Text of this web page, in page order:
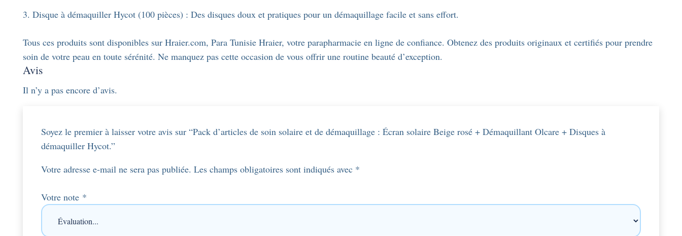
Démaquillant
3. Disque à démaquiller Hycot (100 pièces) : Des disques doux et pratiques pour un démaquillage facile et sans effort.
Tous ces produits sont disponibles sur Hraier.com, Para Tunisie Hraier, votre parapharmacie en ligne de confiance. Obtenez des produits originaux et certifiés pour prendre
soin de votre peau en toute sérénité. Ne manquez pas cette occasion de vous offrir une routine beauté d’exception.
Avis
Il n’y a pas encore d’avis.
Soyez le premier à laisser votre avis sur “Pack d’articles de soin solaire et de démaquillage : Écran solaire Beige rosé + Démaquillant Olcare + Disques à
démaquiller Hycot.”
Votre adresse e-mail ne sera pas publiée. Les champs obligatoires sont indiqués avec *
Votre note *